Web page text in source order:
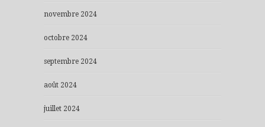
novembre 2024
octobre 2024
septembre 2024
août 2024
juillet 2024